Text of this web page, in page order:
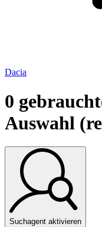
Dacia
0
Auswahl
Suchagent aktivieren